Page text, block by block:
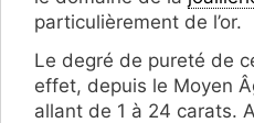
particulièrement de l’or.
Le degré de pureté de
effet, depuis le Moyen
allant de 1 à 24 carats.